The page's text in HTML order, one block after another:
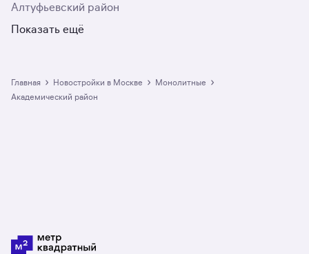
Алтуфьевский район
Показать ещё
Главная › Новостройки в Москве › монолитные ›
Академический район